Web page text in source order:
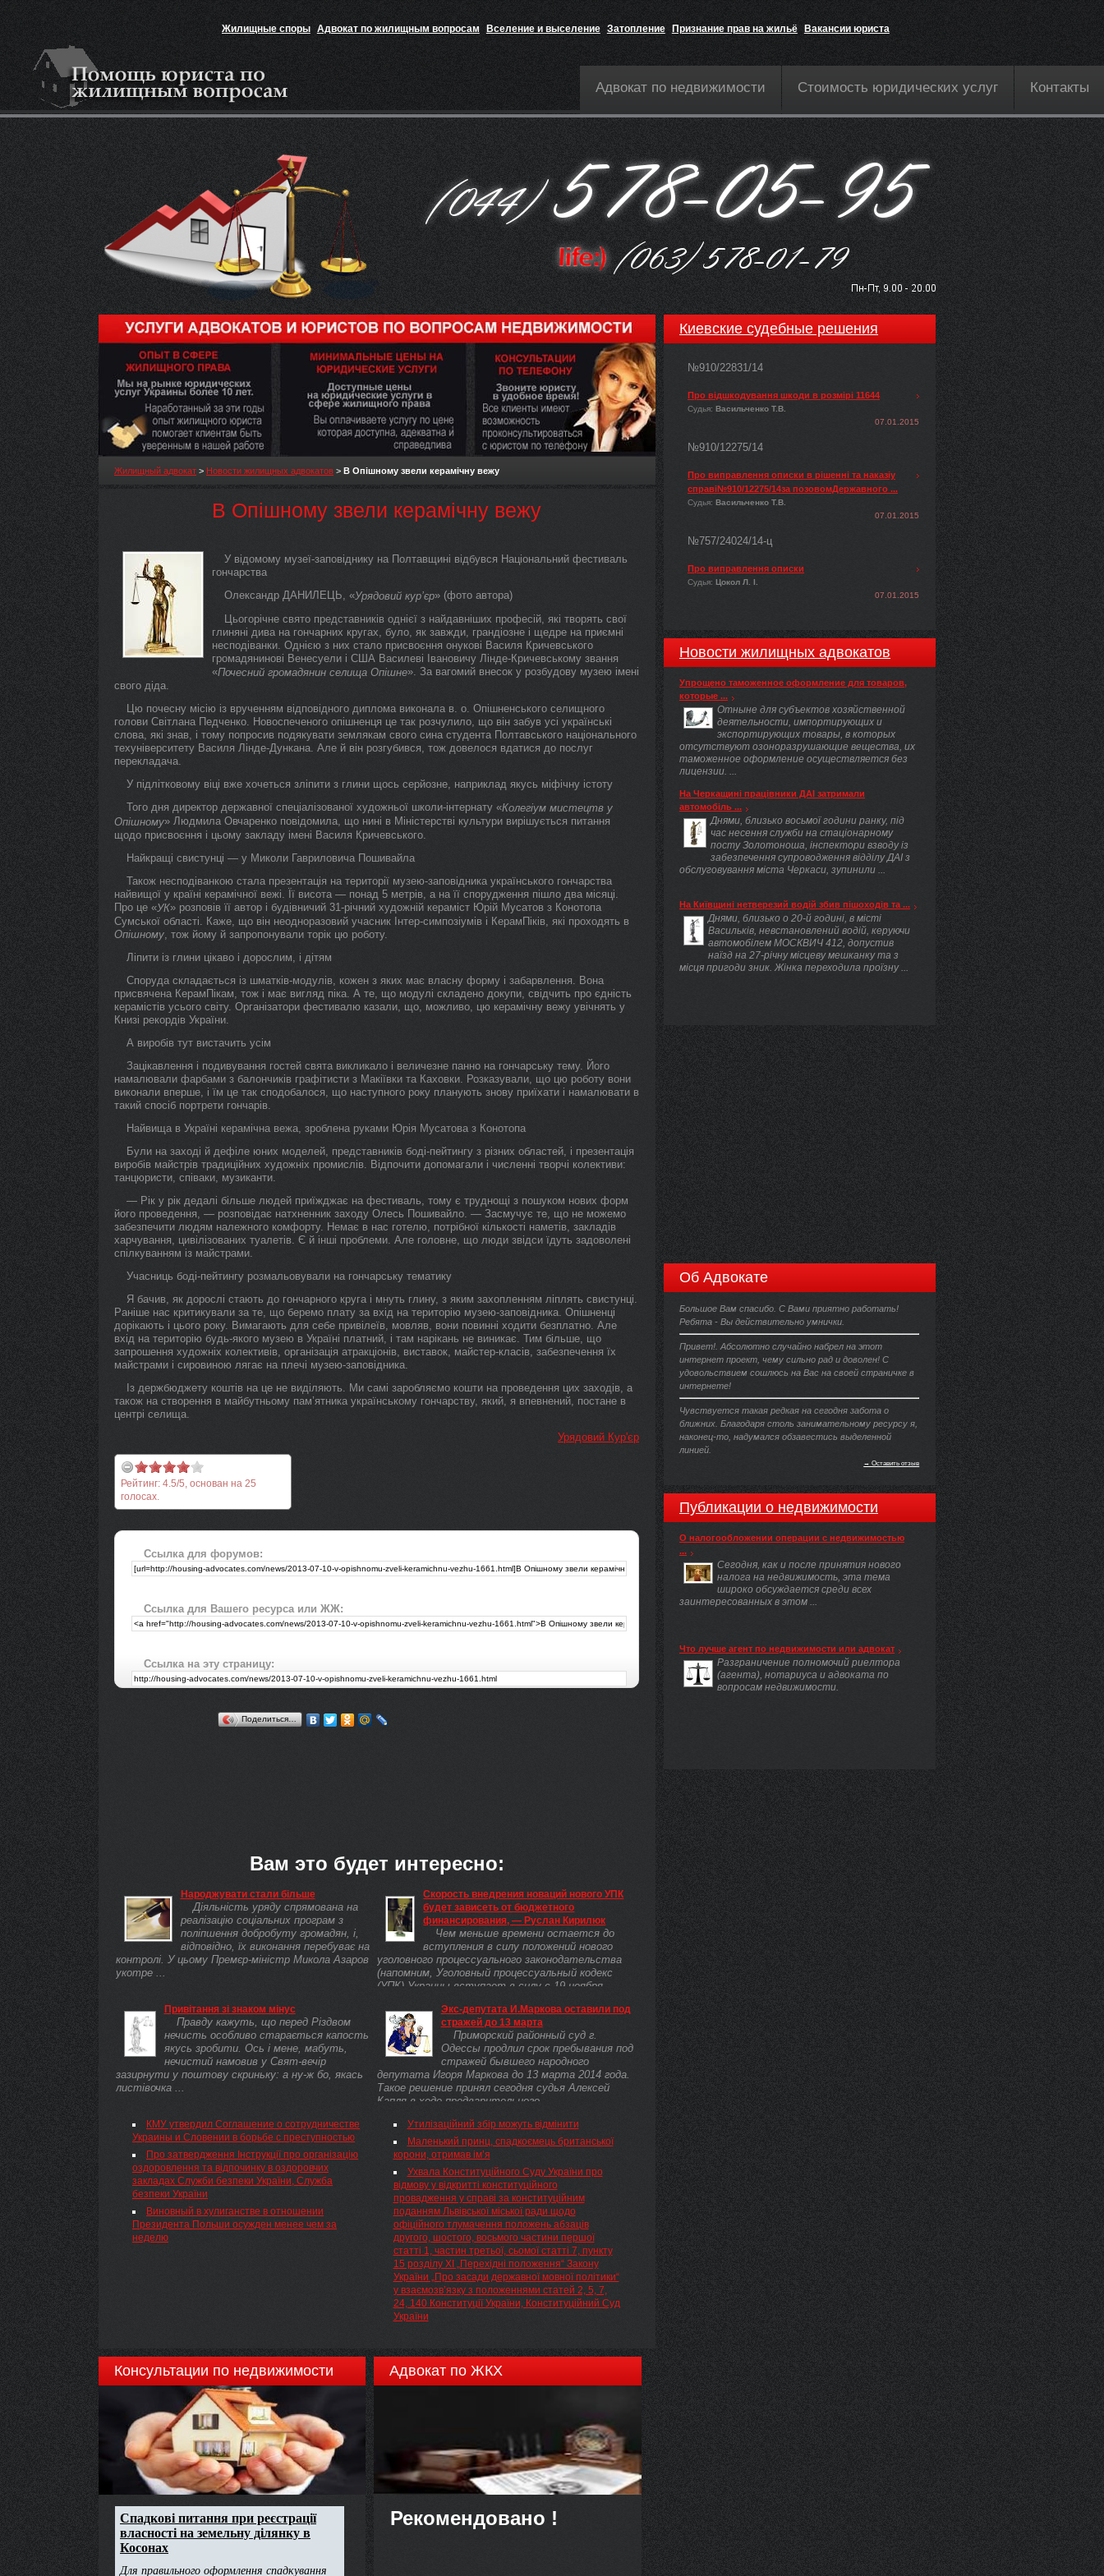
Жилищные споры Адвокат по жилищным вопросам Вселение и выселение Затопление Признание прав на жильё Вакансии юриста
Адвокат по недвижимости Стоимость юридических услуг Контакты
Жилищный адвокат > Новости жилищных адвокатов > В Опішному звели керамічну вежу
В Опішному звели керамічну вежу
У відомому музеї-заповіднику на Полтавщині відбувся Національний фестиваль
гончарства
Олександр ДАНИЛЕЦЬ, «Урядовий кур’єр» (фото автора)
Цьогорічне свято представників однієї з найдавніших професій, які творять свої
глиняні дива на гончарних кругах, було, як завжди, грандіозне і щедре на приємні
несподіванки. Однією з них стало присвоєння онукові Василя Кричевського
громадянинові Венесуели і США Василеві Івановичу Лінде-Кричевському звання
«Почесний громадянин селища Опішне». За вагомий внесок у розбудову музею імені
свого діда.
Цю почесну місію із врученням відповідного диплома виконала в. о. Опішненського селищного
голови Світлана Педченко. Новоспеченого опішненця це так розчулило, що він забув усі українські
слова, які знав, і тому попросив подякувати землякам свого сина студента Полтавського національного
техуніверситету Василя Лінде-Дункана. Але й він розгубився, тож довелося вдатися до послуг
перекладача.
У підлітковому віці вже хочеться зліпити з глини щось серйозне, наприклад якусь міфічну істоту
Того дня директор державної спеціалізованої художньої школи-інтернату «Колегіум мистецтв у
Опішному» Людмила Овчаренко повідомила, що нині в Міністерстві культури вирішується питання
щодо присвоєння і цьому закладу імені Василя Кричевського.
Найкращі свистунці — у Миколи Гавриловича Пошивайла
Також несподіванкою стала презентація на території музею-заповідника українського гончарства
найвищої у країні керамічної вежі. Її висота — понад 5 метрів, а на її спорудження пішло два місяці.
Про це «УК» розповів її автор і будівничий 31-річний художній кераміст Юрій Мусатов з Конотопа
Сумської області. Каже, що він неодноразовий учасник Інтер-симпозіумів і КерамПіків, які проходять в
Опішному, тож йому й запропонували торік цю роботу.
Ліпити із глини цікаво і дорослим, і дітям
Споруда складається із шматків-модулів, кожен з яких має власну форму і забарвлення. Вона
присвячена КерамПікам, тож і має вигляд піка. А те, що модулі складено докупи, свідчить про єдність
керамістів усього світу. Організатори фестивалю казали, що, можливо, цю керамічну вежу увічнять у
Книзі рекордів України.
А виробів тут вистачить усім
Зацікавлення і подивування гостей свята викликало і величезне панно на гончарську тему. Його
намалювали фарбами з балончиків графітисти з Макіївки та Каховки. Розказували, що цю роботу вони
виконали вперше, і їм це так сподобалося, що наступного року планують знову приїхати і намалювати в
такий спосіб портрети гончарів.
Найвища в Україні керамічна вежа, зроблена руками Юрія Мусатова з Конотопа
Були на заході й дефіле юних моделей, представників боді-пейтингу з різних областей, і презентація
виробів майстрів традиційних художніх промислів. Відпочити допомагали і численні творчі колективи:
танцюристи, співаки, музиканти.
— Рік у рік дедалі більше людей приїжджає на фестиваль, тому є труднощі з пошуком нових форм
його проведення, — розповідає натхненник заходу Олесь Пошивайло. — Засмучує те, що не можемо
забезпечити людям належного комфорту. Немає в нас готелю, потрібної кількості наметів, закладів
харчування, цивілізованих туалетів. Є й інші проблеми. Але головне, що люди звідси їдуть задоволені
спілкуванням із майстрами.
Учасниць боді-пейтингу розмальовували на гончарську тематику
Я бачив, як дорослі стають до гончарного круга і мнуть глину, з яким захопленням ліплять свистунці.
Раніше нас критикували за те, що беремо плату за вхід на територію музею-заповідника. Опішненці
дорікають і цього року. Вимагають для себе привілеїв, мовляв, вони повинні ходити безплатно. Але
вхід на територію будь-якого музею в Україні платний, і там нарікань не виникає. Тим більше, що
запрошення художніх колективів, організація атракціонів, виставок, майстер-класів, забезпечення їх
майстрами і сировиною лягає на плечі музею-заповідника.
Із держбюджету коштів на це не виділяють. Ми самі заробляємо кошти на проведення цих заходів, а
також на створення в майбутньому пам’ятника українському гончарству, який, я впевнений, постане в
центрі селища.
Урядовий Кур'єр
Рейтинг: 4.5/5, основан на 25
голосах.
Ссылка для форумов:
Ссылка для Вашего ресурса или ЖЖ:
Ссылка на эту страницу:
Поделиться…
Вам это будет интересно:
Народжувати стали більше
Діяльність уряду спрямована на
реалізацію соціальних програм з
поліпшення добробуту громадян, і,
відповідно, їх виконання перебуває на
контролі. У цьому Премєр-міністр Микола Азаров
укотре ...
Привітання зі знаком мінус
Правду кажуть, що перед Різдвом
нечисть особливо старається капость
якусь зробити. Ось і мене, мабуть,
нечистий намовив у Свят-вечір
зазирнути у поштову скриньку: а ну-ж бо, якась
листівочка ...
КМУ утвердил Соглашение о сотрудничестве
Украины и Словении в борьбе с преступностью
Про затвердження Інструкції про організацію
оздоровлення та відпочинку в оздоровчих
закладах Служби безпеки України, Служба
безпеки України
Виновный в хулиганстве в отношении
Президента Польши осужден менее чем за
неделю
Скорость внедрения новаций нового УПК
будет зависеть от бюджетного
финансирования, — Руслан Кирилюк
Чем меньше времени остается до
вступления в силу положений нового
уголовного процессуального законодательства
(напомним, Уголовный процессуальный кодекс
(УПК) Украины вступает в силу с 19 ноября ...
Экс-депутата И.Маркова оставили под
стражей до 13 марта
Приморский районный суд г.
Одессы продлил срок пребывания под
стражей бывшего народного
депутата Игоря Маркова до 13 марта 2014 года.
Такое решение принял сегодня судья Алексей
Капля в ходе предварительного ...
Утилізаційний збір можуть відмінити
Маленький принц, спадкоємець британської
корони, отримав ім’я
Ухвала Конституційного Суду України про
відмову у відкритті конституційного
провадження у справі за конституційним
поданням Львівської міської ради щодо
офіційного тлумачення положень абзаців
другого, шостого, восьмого частини першої
статті 1, частин третьої, сьомої статті 7, пункту
15 розділу ХІ „Перехідні положення“ Закону
України „Про засади державної мовної політики“
у взаємозв’язку з положеннями статей 2, 5, 7,
24, 140 Конституції України, Конституційний Суд
України
Консультации по недвижимости Адвокат по ЖКХ
Рекомендовано !
Киевские судебные решения
№910/22831/14
Про відшкодування шкоди в розмірі 11644
Судья: Васильченко Т.В.
07.01.2015
№910/12275/14
Про виправлення описки в рішенні та наказіу
справі№910/12275/14за позовомДержавного ...
Судья: Васильченко Т.В.
07.01.2015
№757/24024/14-ц
Про виправлення описки
Судья: Цокол Л. І.
07.01.2015
Новости жилищных адвокатов
Упрощено таможенное оформление для товаров,
которые ...
Отныне для субъектов хозяйственной
деятельности, импортирующих и
экспортирующих товары, в которых
отсутствуют озоноразрушающие вещества, их
таможенное оформление осуществляется без
лицензии. ...
На Черкащині працівники ДАІ затримали
автомобіль ...
Днями, близько восьмої години ранку, під
час несення служби на стаціонарному
посту Золотоноша, інспектори взводу із
забезпечення супроводження відділу ДАІ з
обслуговування міста Черкаси, зупинили ...
На Київщині нетверезий водій збив пішоходів та ...
Днями, близько о 20-й годині, в місті
Васильків, невстановлений водій, керуючи
автомобілем МОСКВИЧ 412, допустив
наїзд на 27-річну місцеву мешканку та з
місця пригоди зник. Жінка переходила проїзну ...
Об Адвокате
Большое Вам спасибо. С Вами приятно работать!
Ребята - Вы действительно умнички.
Привет!. Абсолютно случайно набрел на этот
интернет проект, чему сильно рад и доволен! С
удовольствием сошлюсь на Вас на своей страничке в
интернете!
Чувствуется такая редкая на сегодня забота о
ближних. Благодаря столь занимательному ресурсу я,
наконец-то, надумался обзавестись выделенной
линией.
→ Оставить отзыв
Публикации о недвижимости
О налогообложении операции с недвижимостью
...
Сегодня, как и после принятия нового
налога на недвижимость, эта тема
широко обсуждается среди всех
заинтересованных в этом ...
Что лучше агент по недвижимости или адвокат
Разграничение полномочий риелтора
(агента), нотариуса и адвоката по
вопросам недвижимости.